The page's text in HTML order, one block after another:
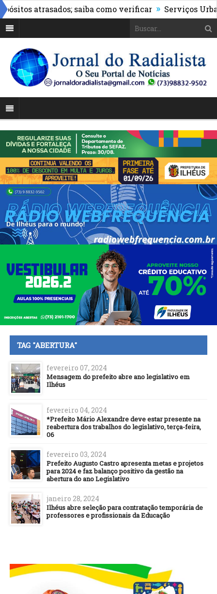
atrasados; saiba como verificar » Serviços
TAG "ABERTURA"
fevereiro 07, 2024
Mensagem do prefeito abre ano legislativo em
Ilhéus
fevereiro 04, 2024
*Prefeito Mário Alexandre deve estar presente na
reabertura dos trabalhos do legislativo, terça-feira,
06
fevereiro 03, 2024
Prefeito Augusto Castro apresenta metas e projetos
para 2024 e faz balanço positivo da gestão na
abertura do ano Legislativo
janeiro 28, 2024
Ilhéus abre seleção para contratação temporária de
professores e profissionais da Educação